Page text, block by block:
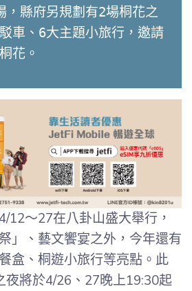
，縣府另規劃有2場桐花之
車、6大主題小旅行，邀請
花。
12～27在八卦山盛大舉行，
」、藝文饗宴之外，今年還有
盒、桐遊小旅行等亮點。此
夜將於4/26、27晚上19:30起